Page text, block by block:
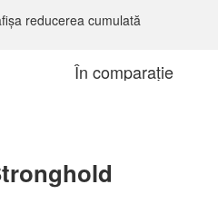
reducerea cumulată
În comparație